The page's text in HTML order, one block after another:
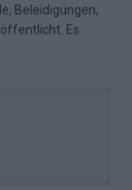
Beleidigungen,
Es